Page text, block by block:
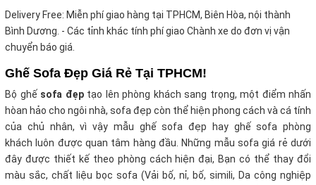
Delivery Free: Miễn phí giao hàng tại TPHCM, Biên Hòa, nội thành
Bình Dương. - Các tỉnh khác tính phí giao Chành xe do đơn vị vận
chuyển báo giá.
Ghế Sofa Đẹp Giá Rẻ Tại TPHCM!
Bộ ghế sofa đẹptạo lên phòng khách sang trọng, một điểm nhấn
hòan hảo cho ngôi nhà, sofa đẹp còn thể hiện phong cách và cá tính
của chủ nhân, vì vậy mẫu ghế sofa đẹp hay ghế sofa phòng
khách luôn được quan tâm hàng đầu. Những mẫu sofa giá rẻ dưới
đây được thiết kế theo phòng cách hiện đại, Bạn có thể thay đổi
màu sắc, chất liệu bọc sofa (Vải bố, nỉ, bố, simili, Da công nghiệp